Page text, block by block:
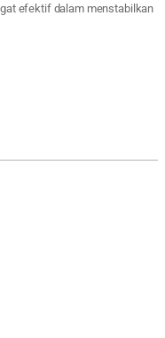
efektif dalam menstabilkan